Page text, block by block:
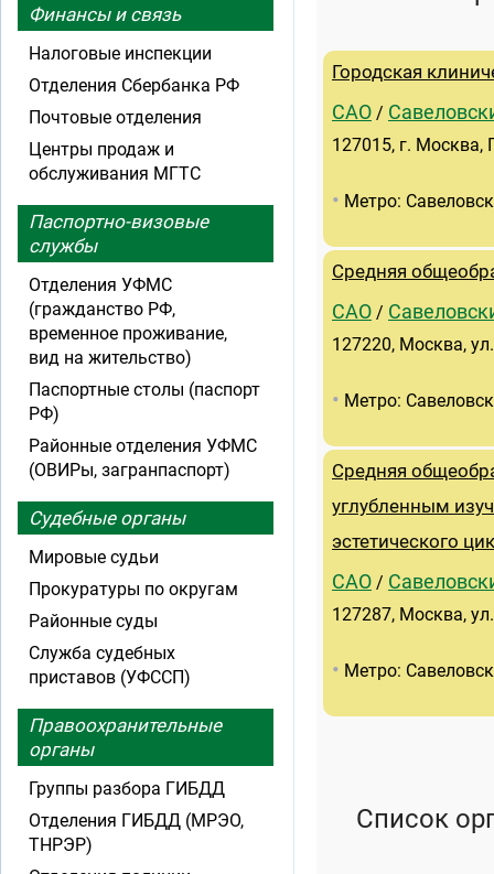
Городская
САО /
127015, г. Москва,
• Метро:
Средняя
САО /
127220, Москва,
• Метро:
Средняя
углубленным
эстетического
САО /
127287, Москва,
• Метро:
Список
Финансы и связь
Налоговые инспекции
Отделения Сбербанка РФ
Почтовые отделения
Центры продаж и
обслуживания МГТС
Паспортно-визовые
службы
Отделения УФМС
(гражданство РФ,
временное проживание,
вид на жительство)
Паспортные столы (паспорт
РФ)
Районные отделения УФМС
(ОВИРы, загранпаспорт)
Судебные органы
Мировые судьи
Прокуратуры по округам
Районные суды
Служба судебных
приставов (УФССП)
Правоохранительные
органы
Группы разбора ГИБДД
Отделения ГИБДД (МРЭО,
ТНРЭР)